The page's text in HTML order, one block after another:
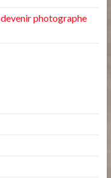
photographe